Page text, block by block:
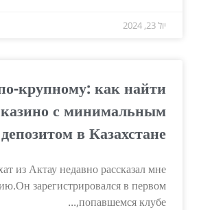
יול 23, 2024
крупному: как найти
с минимальным
депозитом в Казахстане
из Актау недавно рассказал мне
зарегистрировался в первом
попавшемся клубе,...